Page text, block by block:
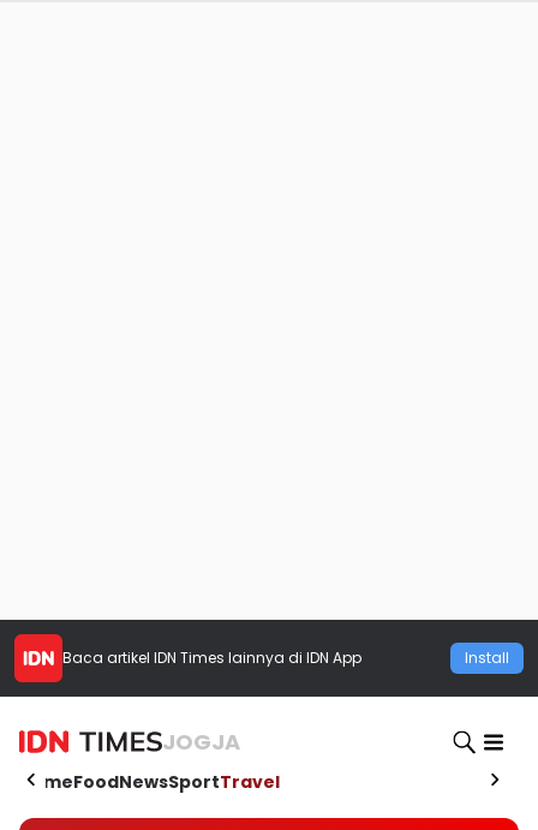
Baca artikel IDN Times lainnya di IDN App Install
JOGJA
HomeFoodNewsSportTravel